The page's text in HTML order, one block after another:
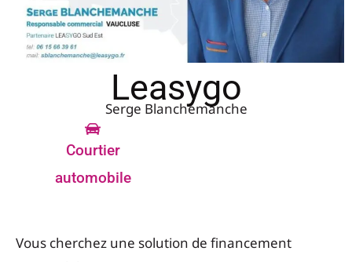
Leasygo
Serge Blanchemanche
Courtier
automobile
Vous cherchez une solution de financement